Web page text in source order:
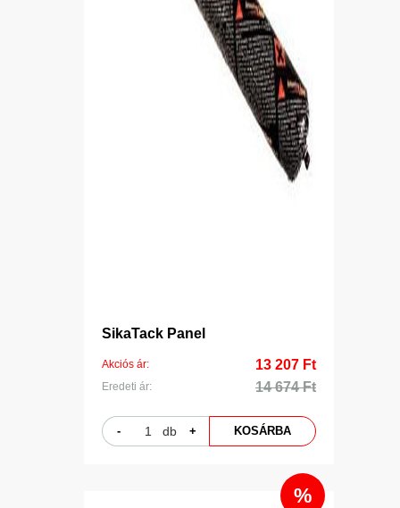
SikaTack Panel
Akciós ár: 13 207 Ft
Eredeti ár: 14 674 Ft
- db + KOSÁRBA
%